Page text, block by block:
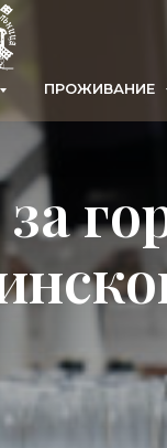
ПРОЖИВАНИЕ